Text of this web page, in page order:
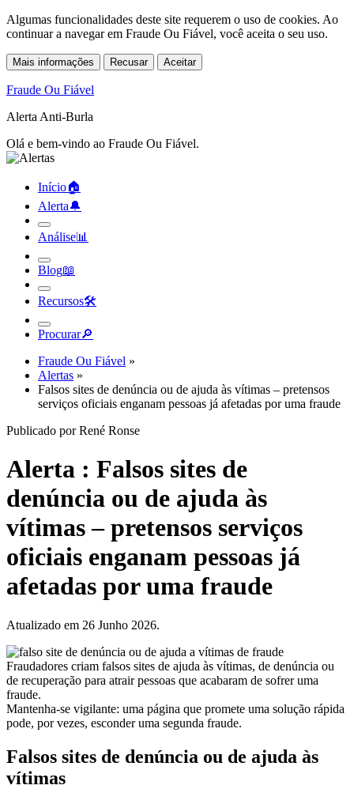
Algumas funcionalidades deste site requerem o uso de cookies. Ao
continuar a navegar em Fraude Ou Fiável, você aceita o seu uso.
Mais informações Recusar Aceitar
Fraude Ou Fiável
Alerta Anti-Burla
Olá e bem-vindo ao Fraude Ou Fiável.
Início🏠︎
Alerta🔔︎
Análise📊︎
Blog📖︎
Recursos🛠︎
Procurar🔎︎
Fraude Ou Fiável »
Alertas »
Falsos sites de denúncia ou de ajuda às vítimas – pretensos
serviços oficiais enganam pessoas já afetadas por uma fraude
Publicado por René Ronse
Alerta : Falsos sites de
denúncia ou de ajuda às
vítimas – pretensos serviços
oficiais enganam pessoas já
afetadas por uma fraude
Atualizado em 26 Junho 2026.
Fraudadores criam falsos sites de ajuda às vítimas, de denúncia ou
de recuperação para atrair pessoas que acabaram de sofrer uma
fraude.
Mantenha-se vigilante: uma página que promete uma solução rápida
pode, por vezes, esconder uma segunda fraude.
Falsos sites de denúncia ou de ajuda às
vítimas